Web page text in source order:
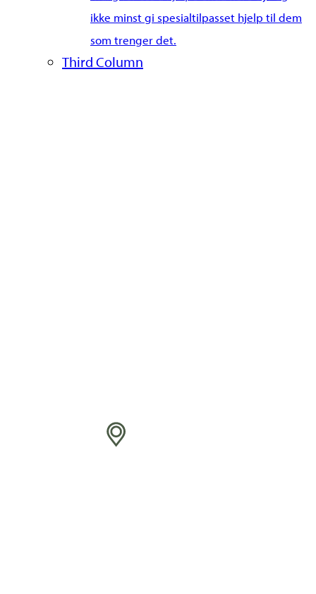
ikke minst gi spesialtilpasset hjelp til dem
som trenger det.
Third Column